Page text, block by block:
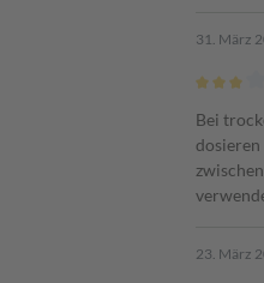
31. März
Bei
23. März